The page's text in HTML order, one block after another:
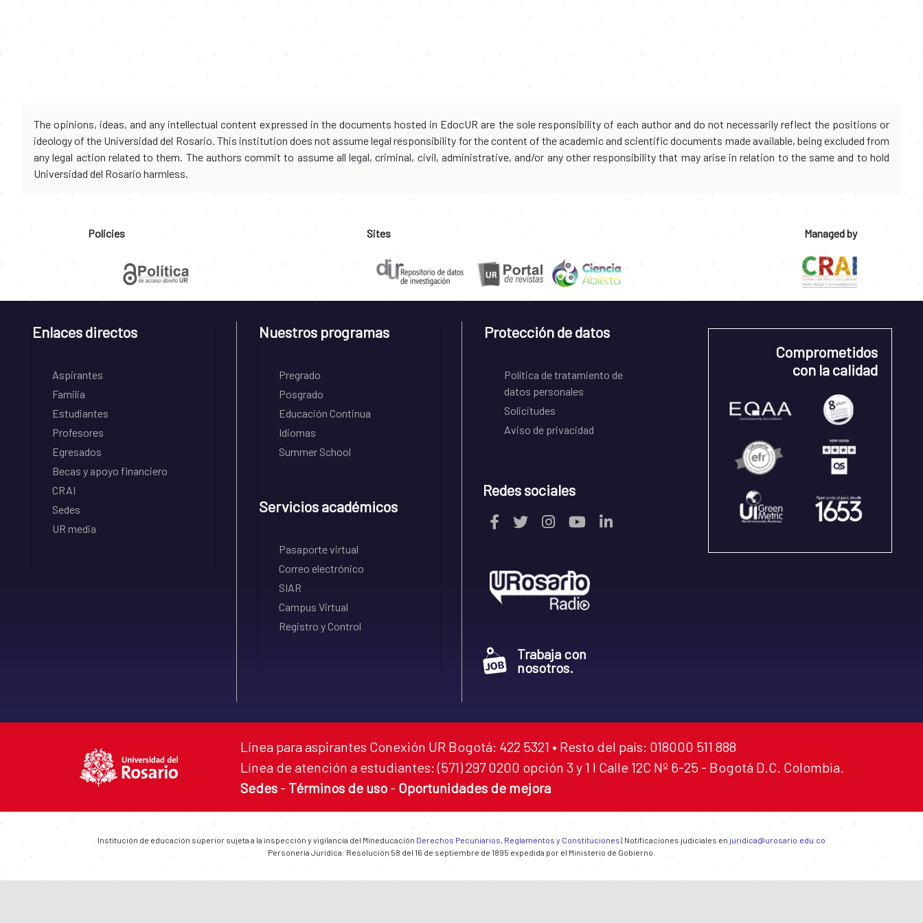
The opinions, ideas, and any intellectual content expressed in the documents hosted in EdocUR are the sole responsibility of each author and do not necessarily reflect the positions or
ideology of the Universidad del Rosario. This institution does not assume legal responsibility for the content of the academic and scientific documents made available, being excluded from
any legal action related to them. The authors commit to assume all legal, criminal, civil, administrative, and/or any other responsibility that may arise in relation to the same and to hold
Universidad del Rosario harmless.
Policies Sites Managed by
Enlaces directos
Aspirantes
Familia
Estudiantes
Profesores
Egresados
Becas y apoyo financiero
CRAI
Sedes
UR media
Nuestros programas
Pregrado
Posgrado
Educación Continua
Idiomas
Summer School
Servicios académicos
Pasaporte virtual
Correo electrónico
SIAR
Campus Virtual
Registro y Control
Protección de datos
Política de tratamiento de
datos personales
Solicitudes
Aviso de privacidad
Redes sociales
Trabaja con
nosotros.
Comprometidos
con la calidad
Línea para aspirantes Conexión UR Bogotá: 422 5321 • Resto del país: 018000 511 888
Línea de atención a estudiantes: (571) 297 0200 opción 3 y 1 I Calle 12C Nº 6-25 - Bogotá D.C. Colombia.
Sedes - Términos de uso - Oportunidades de mejora
Institución de educación superior sujeta a la inspección y vigilancia del Mineducación Derechos Pecuniarios, Reglamentos y Constituciones | Notificaciones judiciales en juridica@urosario.edu.co
Personería Jurídica: Resolución 58 del 16 de septiembre de 1895 expedida por el Ministerio de Gobierno.